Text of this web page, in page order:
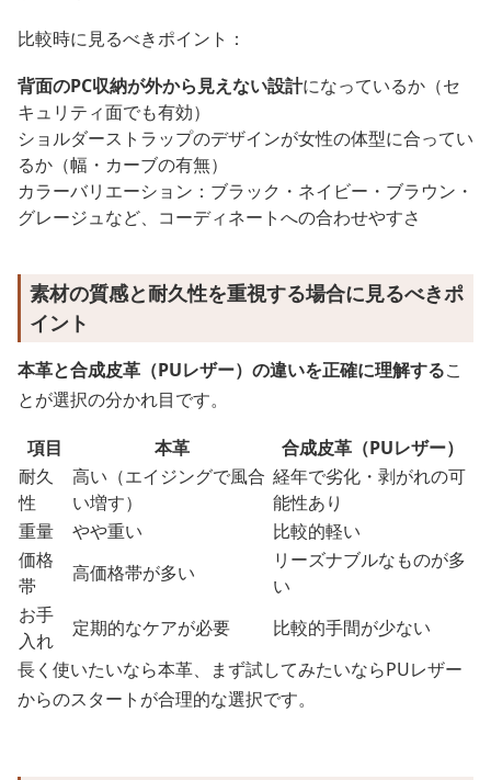
比較時に見るべきポイント：
背面のPC収納が外から見えない設計になっているか（セ
キュリティ面でも有効）
ショルダーストラップのデザインが女性の体型に合ってい
るか（幅・カーブの有無）
カラーバリエーション：ブラック・ネイビー・ブラウン・
グレージュなど、コーディネートへの合わせやすさ
素材の質感と耐久性を重視する場合に見るべきポ
イント
本革と合成皮革（PUレザー）の違いを正確に理解するこ
とが選択の分かれ目です。
項目
本革
合成皮革（PUレザー）
耐久
性
高い（エイジングで風合
い増す）
経年で劣化・剥がれの可
能性あり
重量
やや重い
比較的軽い
価格
帯
高価格帯が多い
リーズナブルなものが多
い
お手
入れ
定期的なケアが必要
比較的手間が少ない
長く使いたいなら本革、まず試してみたいならPUレザー
からのスタートが合理的な選択です。